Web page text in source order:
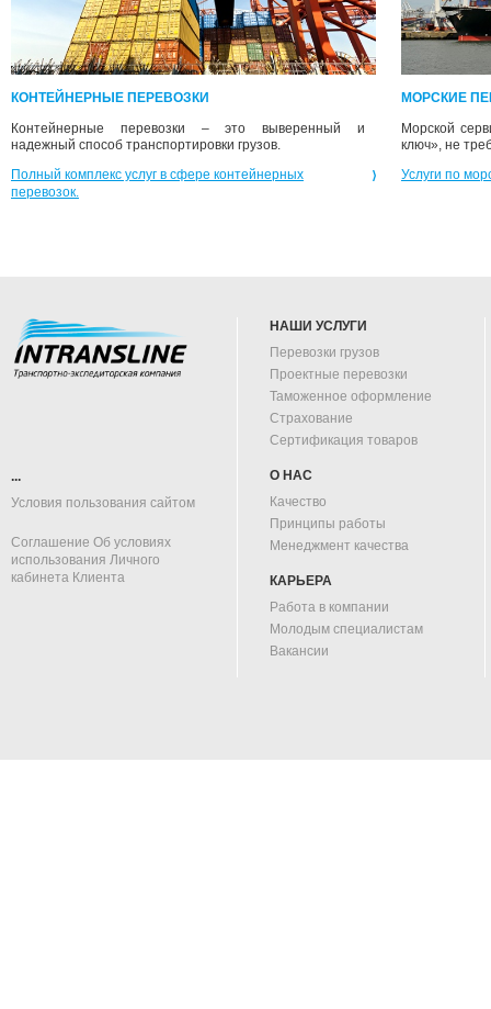
КОНТЕЙНЕРНЫЕ ПЕРЕВОЗКИ
Контейнерные перевозки – это выверенный и
надежный способ транспортировки грузов.
Полный комплекс услуг в сфере контейнерных
перевозок.
МОРСКИЕ
Морской
ключ», не
Услуги по
...
Условия пользования сайтом
Соглашение Об условиях
использования Личного
кабинета Клиента
НАШИ УСЛУГИ
Перевозки грузов
Проектные перевозки
Таможенное оформление
Страхование
Сертификация товаров
О НАС
Качество
Принципы работы
Менеджмент качества
КАРЬЕРА
Работа в компании
Молодым специалистам
Вакансии